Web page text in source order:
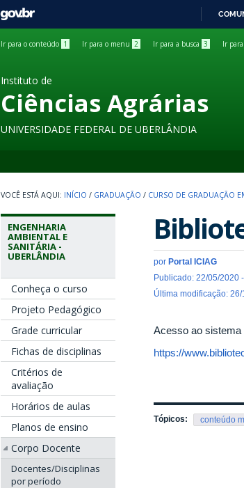
GOVBR
Ir para o conteúdo 1 Ir para o menu 2 Ir para a busca 3 Ir
Instituto de
Ciências Agrárias
UNIVERSIDADE FEDERAL DE UBERLÂNDIA
INÍCIO / GRADUAÇÃO / CURSO DE GRADUAÇÃO
ENGENHARIA
AMBIENTAL E
SANITÁRIA -
UBERLÂNDIA
Conheça o curso
Projeto Pedagógico
Grade curricular
Fichas de disciplinas
Critérios de
avaliação
Horários de aulas
Planos de ensino
Corpo Docente
Docentes/Disciplinas
por período
por Portal ICIAG
Publicado: 22/05/2020
Última modificação:
Acesso ao sistema
https://
Tópicos: conteúdo